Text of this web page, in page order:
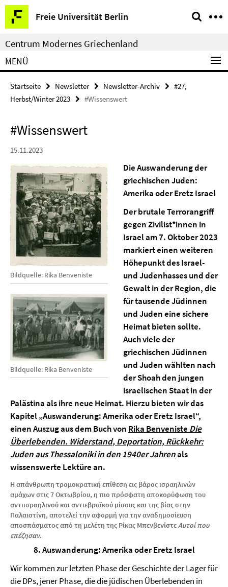
Springe
direkt
zu
Inhalt
Freie Universität Berlin
Service-
Navigation
Centrum Modernes Griechenland
MENÜ
Startseite Newsletter Newsletter-Archiv
#27,
Herbst/Winter 2023
#Wissenswert
#Wissenswert
15.11.2023
Bildquelle: Rika Benveniste
Bildquelle: Rika Benveniste
Die Auswanderung der
griechischen Juden:
Amerika oder Eretz Israel
Der brutale Terrorangriff
gegen Zivilist*innen in
Israel am 7. Oktober 2023
markiert einen weiteren
Höhepunkt des Ιsrael-
und Judenhasses und der
Gewalt in der Region, die
für tausende Jüdinnen
und Juden eine sichere
Heimat bieten sollte.
Auch viele der
griechischen Jüdinnen
und Juden wählten nach
der Shoah den jungen
israelischen Staat in der
Palästina als ihre neue Heimat. Hierzu bieten wir das
Kapitel „Auswanderung: Amerika oder Eretz Israel“,
einen Auszug aus dem Buch von Rika Benveniste Die
Überlebenden. Widerstand, Deportation, Rückkehr:
Juden aus Thessaloniki in den 1940er Jahrenals
wissenswerte Lektüre an.
Η απάνθρωπη τρομοκρατική επίθεση εις βάρος ισραηλινών
αμάχων στις 7 Οκτωβρίου, η πιο πρόσφατη αποκορύφωση του
αντιισραηλινού και αντιεβραϊκού μίσους και της βίας στην
Παλαιστίνη, αποτελεί την αφορμή για την αναδημοσίευση
αποσπάσματος από τη μελέτη της Ρίκας ΜπενβενίστεΑυτοί που
επέζησαν.
8. Auswanderung: Amerika oder Eretz Israel
Wir kommen zur letzten Phase der Geschichte der Lager für
die DPs, jener Phase, die die jüdischen Überlebenden in